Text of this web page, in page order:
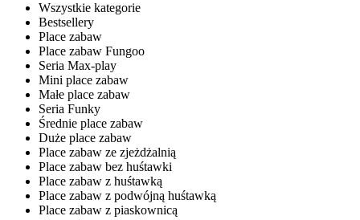
Wszystkie kategorie
Bestsellery
Place zabaw
Place zabaw Fungoo
Seria Max-play
Mini place zabaw
Małe place zabaw
Seria Funky
Średnie place zabaw
Duże place zabaw
Place zabaw ze zjeżdżalnią
Place zabaw bez huśtawki
Place zabaw z huśtawką
Place zabaw z podwójną huśtawką
Place zabaw z piaskownicą